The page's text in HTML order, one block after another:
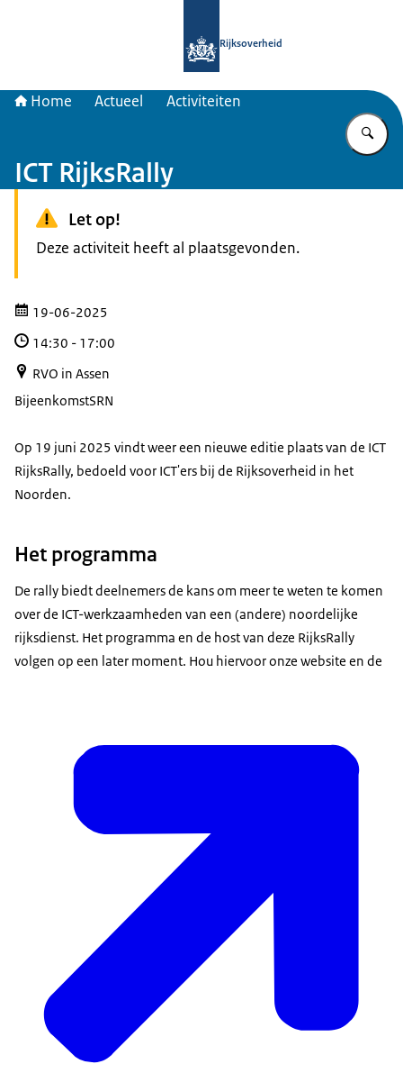
Rijksoverheid
Home Actueel Activiteiten
ICT RijksRally
Let op!
Deze activiteit heeft al plaatsgevonden.
19-06-2025
14:30 - 17:00
RVO in Assen
BijeenkomstSRN
Op 19 juni 2025 vindt weer een nieuwe editie plaats van de ICT
RijksRally, bedoeld voor ICT'ers bij de Rijksoverheid in het
Noorden.
Het programma
De rally biedt deelnemers de kans om meer te weten te komen
over de ICT-werkzaamheden van een (andere) noordelijke
rijksdienst. Het programma en de host van deze RijksRally
volgen op een later moment. Hou hiervoor onze website en de